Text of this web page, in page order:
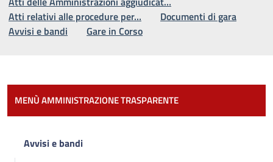
Atti relativi alle procedure per…
Documenti di gara
Avvisi e bandi
Gare in Corso
MENÙ AMMINISTRAZIONE TRASPARENTE
Avvisi e bandi